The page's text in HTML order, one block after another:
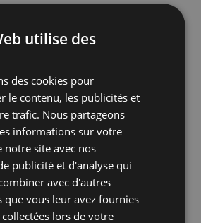
sur le monde depuis
être le Messie ! Mais il ne sera
Muhammad (
serait Dajj?l
, le faux Messie
Muhammad (
prophétisé les trois étapes de ce
lequel
accomplir sa mission de
Messie et ainsi par régner sur
État d’Israël imposteur en Terre
utilise des
des cookies pour
le contenu, les publicités et
trafic. Nous partageons
informations sur votre
notre site avec nos
publicité et d'analyse qui
avec d'autres
vous leur avez fournies
lors de votre